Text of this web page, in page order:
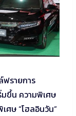
ฟรายการ
มขึ้น ความพิเศษ
ศษ “โฮลอินวัน”